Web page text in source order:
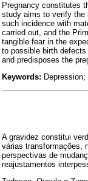
Pregnancy constitutes
study aims to verify the
such incidence with
carried out, and the
tangible fear in the
to possible birth
and predisposes the
Keywords:
A gravidez constitui
várias transformações,
perspectivas de
reajustamentos